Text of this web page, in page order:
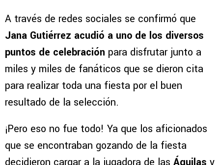
A través de redes sociales se confirmó que
Jana Gutiérrez acudió a uno de los diversos
puntos de celebración para disfrutar junto a
miles y miles de fanáticos que se dieron cita
para realizar toda una fiesta por el buen
resultado de la selección.
¡Pero eso no fue todo! Ya que los aficionados
que se encontraban gozando de la fiesta